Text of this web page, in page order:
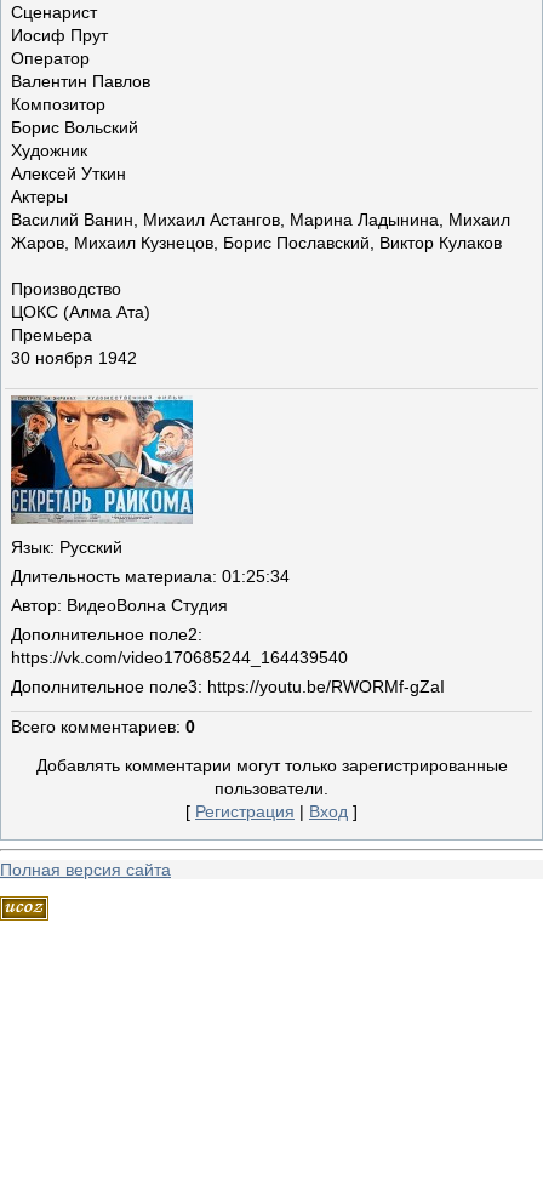
Сценарист
Иосиф Прут
Оператор
Валентин Павлов
Композитор
Борис Вольский
Художник
Алексей Уткин
Актеры
Василий Ванин, Михаил Астангов, Марина Ладынина, Михаил
Жаров, Михаил Кузнецов, Борис Пославский, Виктор Кулаков
Производство
ЦОКС (Алма Ата)
Премьера
30 ноября 1942
Язык: Русский
Длительность материала: 01:25:34
Автор: ВидеоВолна Студия
Дополнительное поле2:
https://vk.com/video170685244_164439540
Дополнительное поле3: https://youtu.be/RWORMf-gZaI
Всего комментариев: 0
Добавлять комментарии могут только зарегистрированные
пользователи.
[ Регистрация | Вход ]
Полная версия сайта